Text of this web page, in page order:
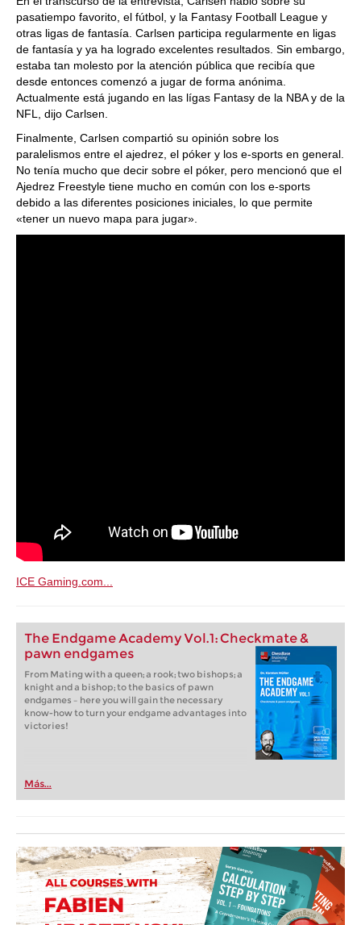
pasatiempo favorito, el fútbol, y la Fantasy Football League y
otras ligas de fantasía. Carlsen participa regularmente en ligas
de fantasía y ya ha logrado excelentes resultados. Sin embargo,
estaba tan molesto por la atención pública que recibía que
desde entonces comenzó a jugar de forma anónima.
Actualmente está jugando en las lígas Fantasy de la NBA y de la
NFL, dijo Carlsen.
Finalmente, Carlsen compartió su opinión sobre los
paralelismos entre el ajedrez, el póker y los e-sports en general.
No tenía mucho que decir sobre el póker, pero mencionó que el
Ajedrez Freestyle tiene mucho en común con los e-sports
debido a las diferentes posiciones iniciales, lo que permite
«tener un nuevo mapa para jugar».
ICE Gaming.com...
The Endgame Academy Vol.1: Checkmate &
pawn endgames
From Mating with a queen; a rook; two bishops; a
knight and a bishop; to the basics of pawn
endgames – here you will gain the necessary
know-how to turn your endgame advantages into
victories!
Más...